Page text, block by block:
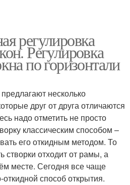
регулировка
Регулировка
по горизонтали
несколько
друг от друга отличаются
надо отметить не просто
классическим способом –
его откидным методом. То
створки отходит от рамы, а
месте. Сегодня все чаще
способ открытия.